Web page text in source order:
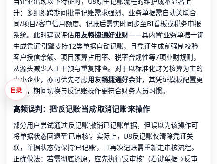
升：多组织跨期间批量记账需求强烈、业务单据需自动关联合
同/项目/客户信用额度、记账后需实时同步至BI看板或税务申报
系统。此时建议评估用友畅捷通好业财——其内置‘业务单据一键
生成凭证’引擎支持12类单据自动记账，且凭证生成前强制校验
客户授信余额、项目预算占用率、税率合规性等7项业财规则，
从源头减少人工干预与重复排查。对于以标准化财务核算为主的
中小企业，亦可优先考虑用友畅捷通好会计，其凭证模板配置更
直观，期间切换与反记账操作更符合财务人员习惯。
高频误判：把‘反记账’当成‘取消记账’来操作
部分用户尝试通过‘反记账’撤销已记账单据，但误以为该操作可
将单据状态回退至‘已审核’。实际上，U8反记账仅清除凭证关
联，单据状态仍保持‘已记账’，且再次记账需重新走审核流程。
正确做法：若需彻底还原，应先执行‘反审核’（右键单据→反审
目录